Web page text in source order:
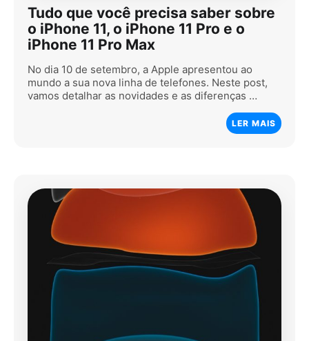
Tudo que você precisa saber sobre
o iPhone 11, o iPhone 11 Pro e o
iPhone 11 Pro Max
No dia 10 de setembro, a Apple apresentou ao
mundo a sua nova linha de telefones. Neste post,
vamos detalhar as novidades e as diferenças …
LER MAIS